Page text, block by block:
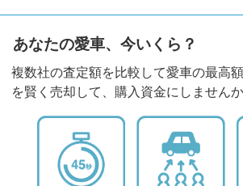
あなたの愛車、今いくら？
複数社の査定額を比較して愛車の最高
を賢く売却して、購入資金にしません